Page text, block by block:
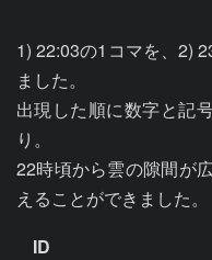
1) 22:03の1コマを、2)
ました。
出現した順に数字と記
り。
22時頃から雲の隙間が
ID